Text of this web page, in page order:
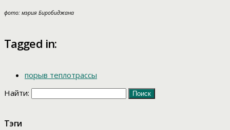
фото: мэрия Биробиджана
Tagged in:
порыв теплотрассы
Найти:
Тэги